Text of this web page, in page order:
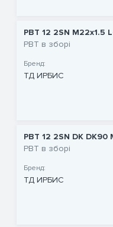
РВТ 12 2SN M22x1.5
РВТ в зборі
Бренд:
ТД ИРБИС
РВТ 12 2SN DK DK90
РВТ в зборі
Бренд:
ТД ИРБИС